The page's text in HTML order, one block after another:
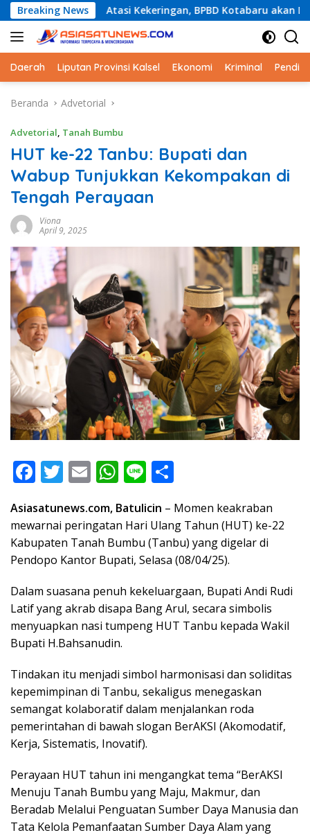
Langsung
ke
konten
Breaking News
Atasi Kekeringan, BPBD Kotabaru akan Distribusikan Air
Daerah Liputan Provinsi Kalsel Ekonomi Kriminal
Beranda Advetorial
Advetorial, Tanah Bumbu
HUT ke-22 Tanbu: Bupati dan
Wabup Tunjukkan Kekompakan di
Tengah Perayaan
Viona
April 9, 2025
F
e
b
o
o
k
T
itt
er
E
ai
l
W
at
s
A
p
p
Li
e ar
e
Asiasatunews.com, Batulicin – Momen keakraban
mewarnai peringatan Hari Ulang Tahun (HUT) ke-22
Kabupaten Tanah Bumbu (Tanbu) yang digelar di
Pendopo Kantor Bupati, Selasa (08/04/25).
Dalam suasana penuh kekeluargaan, Bupati Andi Rudi
Latif yang akrab disapa Bang Arul, secara simbolis
menyuapkan nasi tumpeng HUT Tanbu kepada Wakil
Bupati H.Bahsanudin.
Tindakan itu menjadi simbol harmonisasi dan soliditas
kepemimpinan di Tanbu, sekaligus menegaskan
semangat kolaboratif dalam menjalankan roda
pemerintahan di bawah slogan BerAKSI (Akomodatif,
Kerja, Sistematis, Inovatif).
Perayaan HUT tahun ini mengangkat tema “BerAKSI
Menuju Tanah Bumbu yang Maju, Makmur, dan
Beradab Melalui Penguatan Sumber Daya Manusia dan
Tata Kelola Pemanfaatan Sumber Daya Alam yang